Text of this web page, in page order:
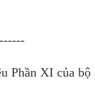
Phần XI của